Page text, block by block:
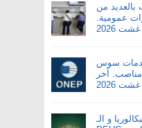
1700 منصب بالعديد من
عمومية.
سوس
ماسة : مباريات لتوظيف 174 مناصب. آخر
و الـ